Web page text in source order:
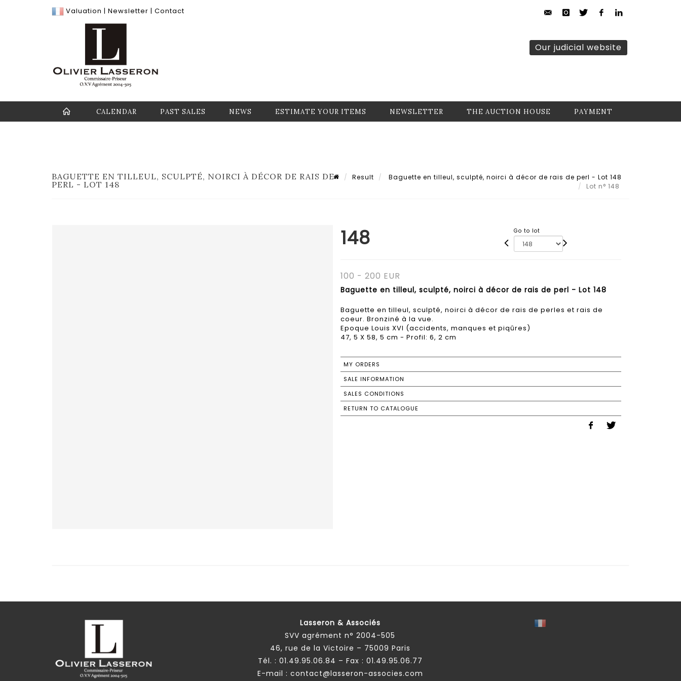
Valuation | Newsletter | Contact
Our judicial website
CALENDAR PAST SALES NEWS ESTIMATE YOUR ITEMS NEWSLETTER THE AUCTION HOUSE PAYMENT
BAGUETTE EN TILLEUL, SCULPTÉ, NOIRCI À DÉCOR DE RAIS DE
PERL - LOT 148
Result
Baguette en tilleul, sculpté, noirci à décor de rais de perl - Lot 148
Lot n° 148
148 Go to lot
100 - 200 EUR
Baguette en tilleul, sculpté, noirci à décor de rais de perl - Lot 148
Baguette en tilleul, sculpté, noirci à décor de rais de perles et rais de
coeur. Bronziné à la vue.
Epoque Louis XVI (accidents, manques et piqûres)
MY ORDERS
SALE INFORMATION
SALES CONDITIONS
RETURN TO CATALOGUE
Lasseron & Associés
SVV agrément n° 2004-505
46, rue de la Victoire – 75009 Paris
Tél. : 01.49.95.06.84 – Fax : 01.49.95.06.77
E-mail : contact@lasseron-associes.com